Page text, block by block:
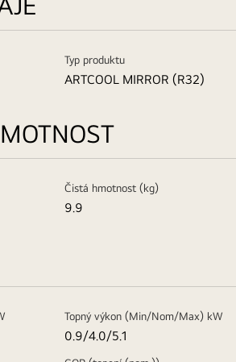
Typ produktu
ARTCOOL MIRROR (R32)
Čistá hmotnost (kg)
9.9
Topný výkon (Min/Nom/Max) kW
0.9/4.0/5.1